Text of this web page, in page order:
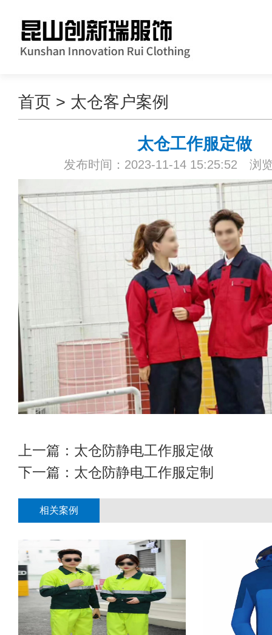
首页 > 太仓客户案例
太仓工作服定做
发布时间：2023-11-14 15:25:52 浏
上一篇： 太仓防静电工作服定做
下一篇： 太仓防静电工作服定制
相关案例